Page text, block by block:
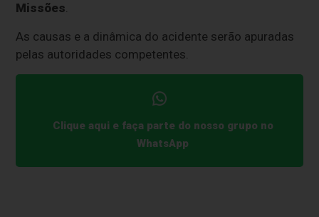
Missões.
As causas e a dinâmica do acidente serão apuradas
pelas autoridades competentes.
Clique aqui e faça parte do nosso grupo no
WhatsApp